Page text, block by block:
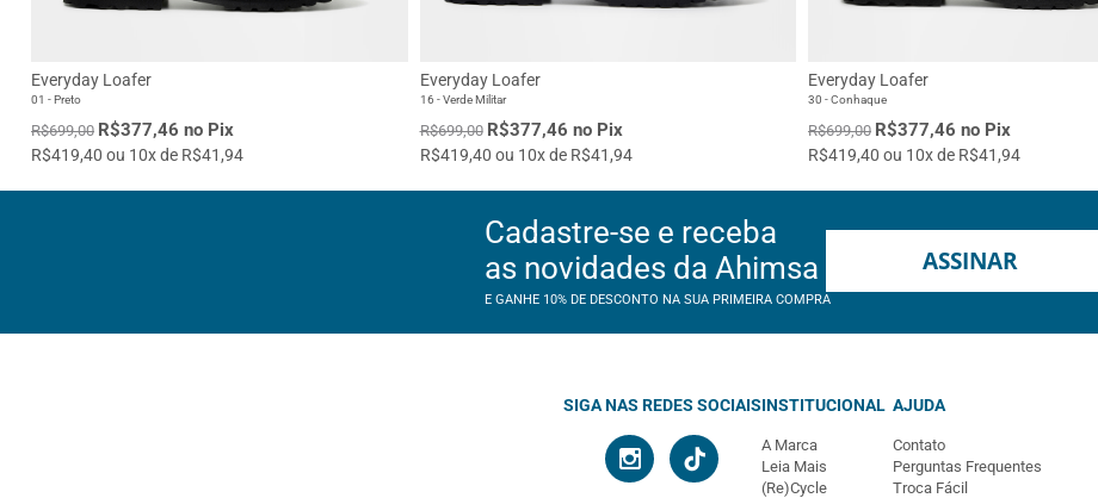
Everyday Loafer
01 - Preto
R$699,00 R$377,46 no Pix
R$419,40 ou 10x de R$41,94
Everyday Loafer
16 - Verde Militar
R$699,00 R$377,46 no Pix
R$419,40 ou 10x de R$41,94
Everyday Loafer
30 - Conhaque
R$699,00 R$377,46 no Pix
R$419,40 ou 10x de R$41,94
Cadastre-se e receba
as novidades da Ahimsa
E GANHE 10% DE DESCONTO NA SUA PRIMEIRA COMPRA
ASSINAR
SIGA NAS REDES SOCIAISINSTITUCIONAL
A Marca
Leia Mais
(Re)Cycle
AJUDA
Contato
Perguntas Frequentes
Troca Fácil